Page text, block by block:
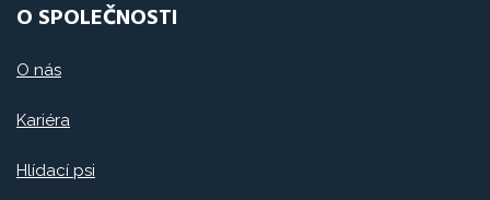
O SPOLEČNOSTI
O nás
Kariéra
Hlídací psi